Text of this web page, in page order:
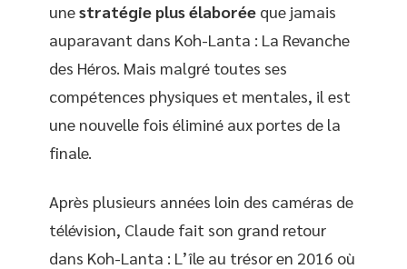
unestratégie plus élaborée que jamais
auparavant dans Koh-Lanta : La Revanche
des Héros. Mais malgré toutes ses
compétences physiques et mentales, il est
une nouvelle fois éliminé aux portes de la
finale.
Après plusieurs années loin des caméras de
télévision, Claude fait son grand retour
dans Koh-Lanta : L’île au trésor en 2016 où